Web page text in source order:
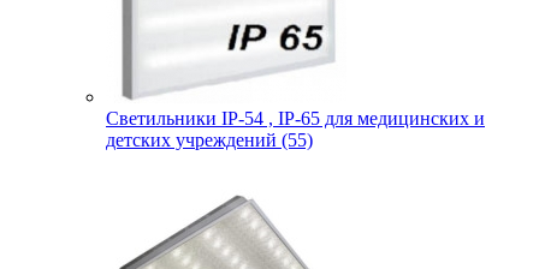
Светильники IP-54 , IP-65 для медицинских и
детских учреждений (55)